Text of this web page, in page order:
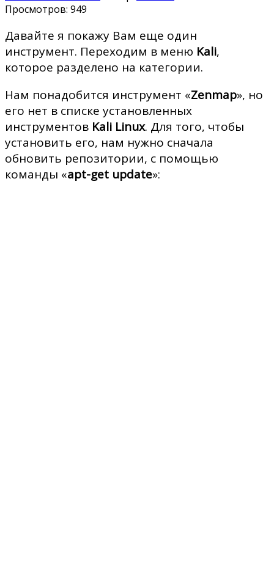
Просмотров: 949
Давайте я покажу Вам еще один
инструмент. Переходим в меню Kali,
которое разделено на категории.
Нам понадобится инструмент «Zenmap», но
его нет в списке установленных
инструментов Kali Linux. Для того, чтобы
установить его, нам нужно сначала
обновить репозитории, с помощью
команды «apt-get update»: